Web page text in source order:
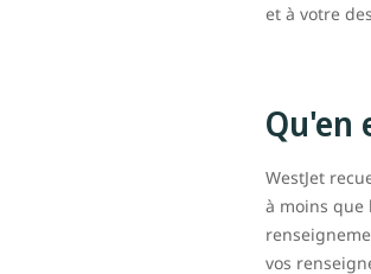
et à votre
Qu'en
WestJet
à moins que
vos